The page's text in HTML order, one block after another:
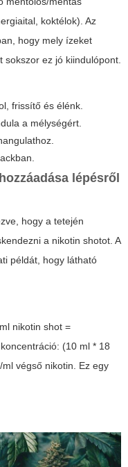
koktélok). Az
hogy mely ízeket
sokszor ez jó kiindulópont.
frissítő és élénk.
a mélységért.
lépésről
hogy a tetején
a nikotin shotot. A
példát, hogy látható
nikotin shot =
(10 ml * 18
végső nikotin. Ez egy